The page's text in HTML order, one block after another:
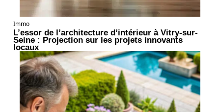
Immo
L’essor de l’architecture d’intérieur à Vitry-sur-
Seine : Projection sur les projets innovants
locaux